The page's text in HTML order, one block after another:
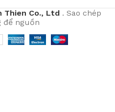
Thien Co., Ltd. Sao chép
để nguồn